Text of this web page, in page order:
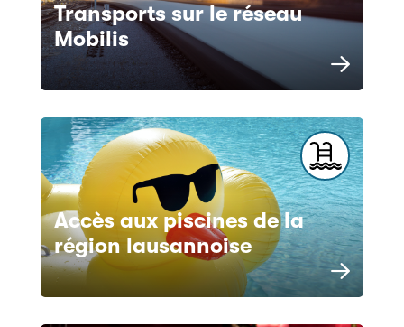
Transports sur le réseau
Mobilis
Accès aux piscines de la
région lausannoise